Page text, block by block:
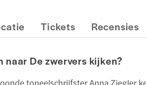
Tickets Recensies
naar De zwervers kijken?
toneelschrijfster Anna Ziegler